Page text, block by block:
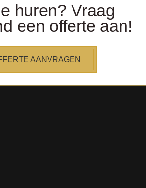
huren? Vraag
een offerte aan!
AANVRAGEN